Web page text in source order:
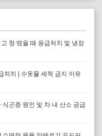
창 떴을 때 응급처치 및 냉장
처치 | 수돗물 세척 금지 이유
곤증 원인 및 차 내 산소 공급